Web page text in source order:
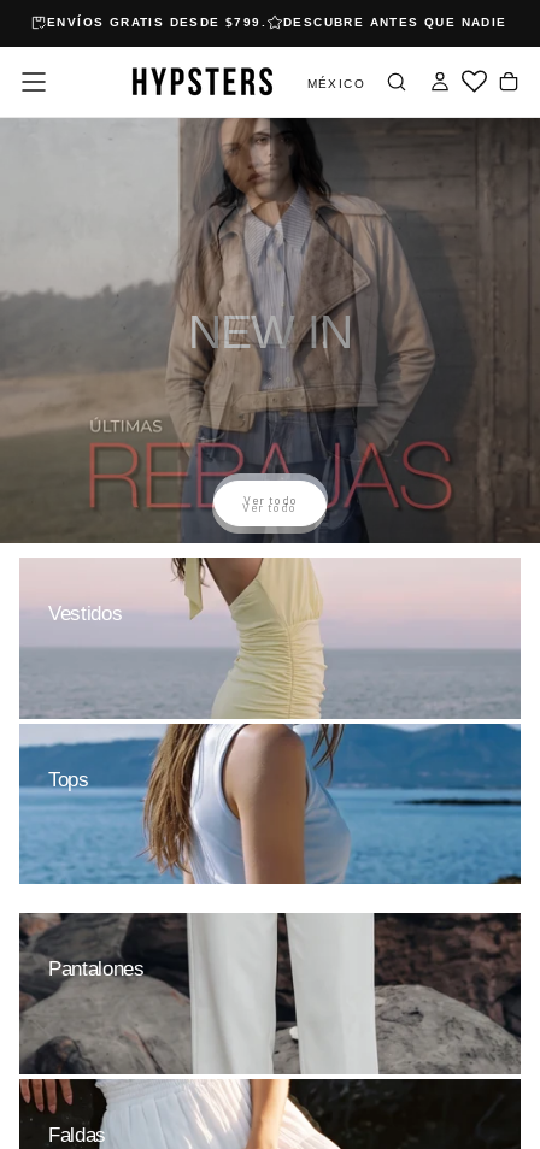
Saltar
contenido
ENVÍOS GRATIS DESDE $799. DESCUBRE ANTES QUE NADIE
MÉXICO
.
Ver todo
NEW IN
Ver todo
Vestidos
Tops
Pantalones
Faldas